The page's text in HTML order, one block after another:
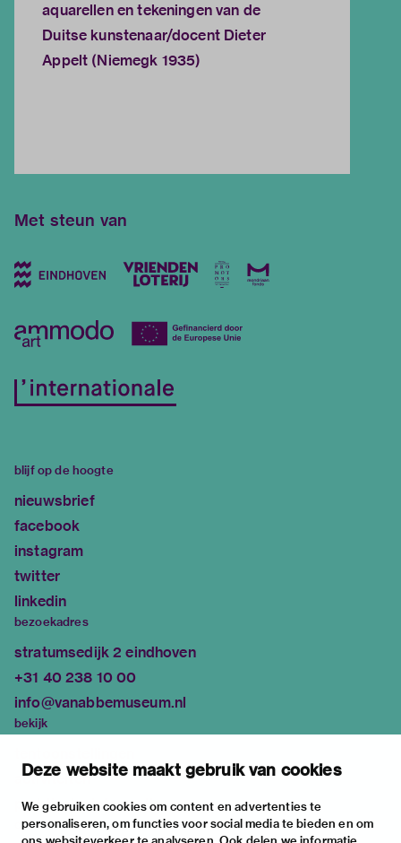
Deze website maakt gebruik van cookies
We gebruiken cookies om content en advertenties te
personaliseren, om functies voor social media te bieden en om
aquarellen en tekeningen van de
Duitse kunstenaar/docent Dieter
Appelt (Niemegk 1935)
Met steun van
blijf op de hoogte
nieuwsbrief
facebook
instagram
twitter
linkedin
bezoekadres
stratumsedijk 2 eindhoven
+31 40 238 10 00
info@vanabbemuseum.nl
bekijk
activiteiten
praktische informatie
over